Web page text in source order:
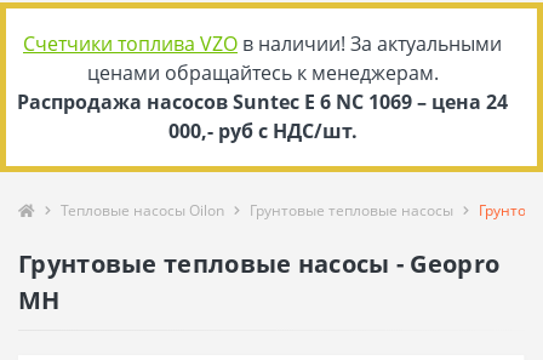
Счетчики топлива VZO в наличии! За актуальными
ценами обращайтесь к менеджерам.
Распродажа насосов Suntec E 6 NC 1069 – цена 24
000,- руб с НДС/шт.
Тепловые насосы Oilon Грунтовые тепловые насосы
Грунтовые тепловые насосы - Geopro
MH